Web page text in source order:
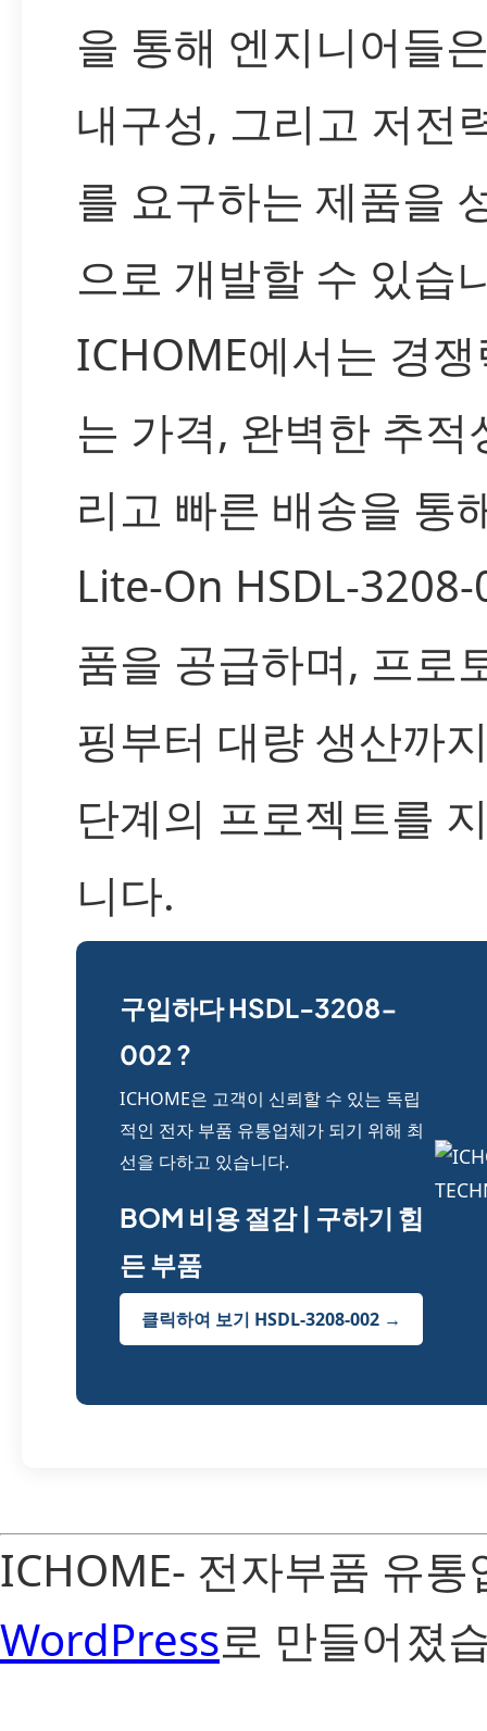
을 통해 엔지니어들
내구성, 그리고 저전
를 요구하는 제품을
으로 개발할 수 있습
ICHOME에서는 경
는 가격, 완벽한 추적
리고 빠른 배송을 통
Lite-On HSDL-
품을 공급하며, 프로
핑부터 대량 생산까
단계의 프로젝트를
니다.
구입하다 HSDL-3208-
002 ?
ICHOME은 고객이 신뢰할 수 있는 독립
적인 전자 부품 유통업체가 되기 위해 최
선을 다하고 있습니다.
BOM 비용 절감 | 구하기 힘
든 부품
클릭하여 보기 HSDL-3208-002 →
ICHOME- 전자부품 유
WordPress로 만들어졌